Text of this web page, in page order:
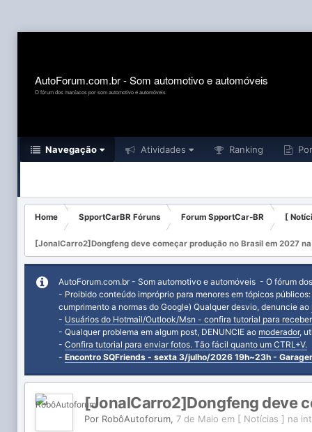
AutoForum.com.br - Som automotivo e automóveis
O fórum dos maníacos por som automotivo e automóveis
Navegação Atividades Ranking
Home SpportCarBR Fóruns Forum SpportCar-BR [
[JonalCarro2]Dongfeng deve começar produção no Brasil em 2027
AutoForum.com.br - Som automotivo e automóveis - O fórum
- Proibido conteúdo impróprio para menores em tópicos
cumprimento a normas do Google) Qualquer desvio, denuncie ao
- Usuários do Hotmail/Outlook/Msn - confira tutorial para
- Qualquer problema em algum post, DENUNCIE ao moderador,
- Confira tutorial para enviar fotos. Tão fácil quanto um CTRL+V.
- Encontro SQFriends - sexta 3/julho/2026 19h~23h -
[JonalCarro2]Dongfeng deve
Por RobôAutoforum, 7 de Maio em [ Notícias ] na